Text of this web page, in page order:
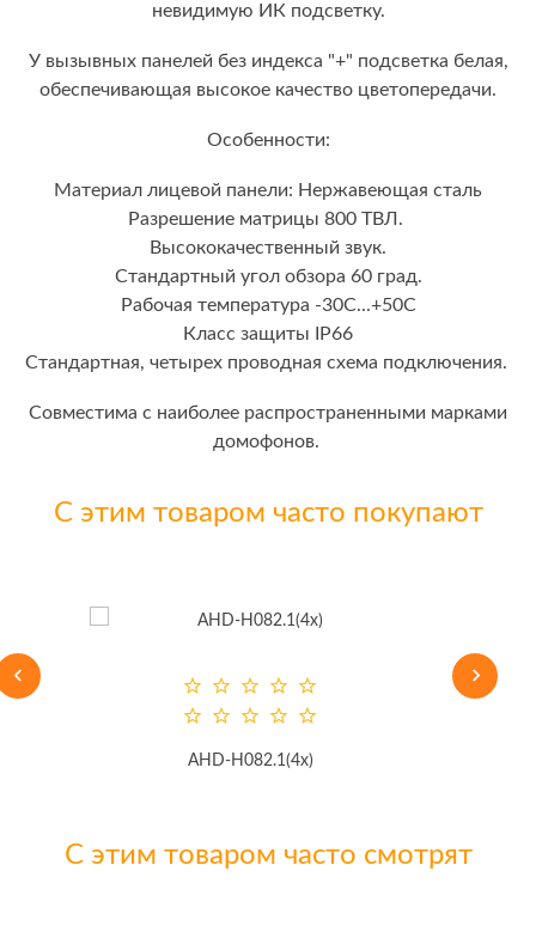
невидимую ИК подсветку.
У вызывных панелей без индекса "+" подсветка белая,
обеспечивающая высокое качество цветопередачи.
Особенности:
Материал лицевой панели: Нержавеющая сталь
Разрешение матрицы 800 ТВЛ.
Высококачественный звук.
Стандартный угол обзора 60 град.
Рабочая температура -30С...+50С
Класс защиты IP66
Стандартная, четырех проводная схема подключения.
Совместима с наиболее распространенными марками
домофонов.
С этим товаром часто покупают
AHD-H082.1(4x)
С этим товаром часто смотрят